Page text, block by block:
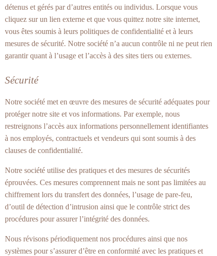
détenus et gérés par d’autres entités ou individus. Lorsque vous
cliquez sur un lien externe et que vous quittez notre site internet,
vous êtes soumis à leurs politiques de confidentialité et à leurs
mesures de sécurité. Notre société n’a aucun contrôle ni ne peut rien
garantir quant à l’usage et l’accès à des sites tiers ou externes.
Sécurité
Notre société met en œuvre des mesures de sécurité adéquates pour
protéger notre site et vos informations. Par exemple, nous
restreignons l’accès aux informations personnellement identifiantes
à nos employés, contractuels et vendeurs qui sont soumis à des
clauses de confidentialité.
Notre société utilise des pratiques et des mesures de sécurités
éprouvées. Ces mesures comprennent mais ne sont pas limitées au
chiffrement lors du transfert des données, l’usage de pare-feu,
d’outil de détection d’intrusion ainsi que le contrôle strict des
procédures pour assurer l’intégrité des données.
Nous révisons périodiquement nos procédures ainsi que nos
systèmes pour s’assurer d’être en conformité avec les pratiques et